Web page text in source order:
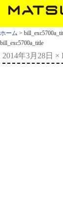
ホーム >
bill_exc5700a_title
2014年3月28日 ×